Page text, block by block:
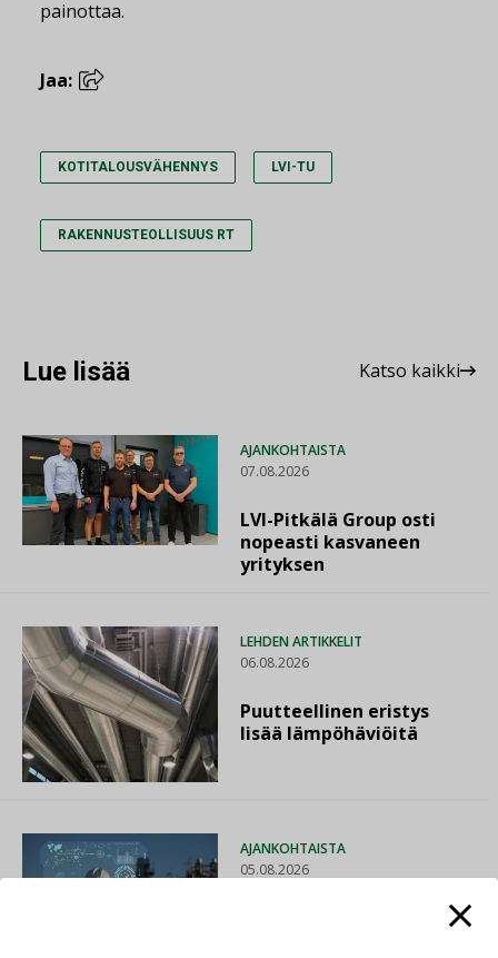
painottaa.
Jaa:
KOTITALOUSVÄHENNYS LVI-TU
RAKENNUSTEOLLISUUS RT
Lue lisää Katso kaikki
AJANKOHTAISTA
07.08.2026
LVI-Pitkälä Group osti
nopeasti kasvaneen
yrityksen
LEHDEN ARTIKKELIT
06.08.2026
Puutteellinen eristys
lisää lämpöhäviöitä
AJANKOHTAISTA
05.08.2026
Sähköistyminen kasvaa